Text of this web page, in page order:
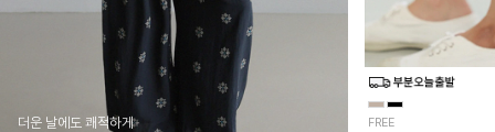
더운 날에도 쾌적하게 FREE